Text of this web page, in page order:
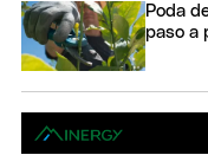
Poda
paso a